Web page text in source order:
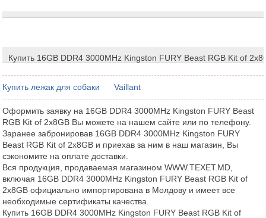
Купить 16GB DDR4 3000MHz Kingston FURY Beast RGB Kit of
Купить лежак для собаки Vaillant
Оформить заявку на 16GB DDR4 3000MHz Kingston FURY Beast
RGB Kit of 2x8GB Вы можете на нашем сайте или по телефону.
Заранее забронировав 16GB DDR4 3000MHz Kingston FURY
Beast RGB Kit of 2x8GB и приехав за ним в наш магазин, Вы
сэкономите на оплате доставки.
Вся продукция, продаваемая магазином WWW.TEXET.MD,
включая 16GB DDR4 3000MHz Kingston FURY Beast RGB Kit of
2x8GB официально импортирована в Молдову и имеет все
необходимые сертификаты качества.
Купить 16GB DDR4 3000MHz Kingston FURY Beast RGB Kit of